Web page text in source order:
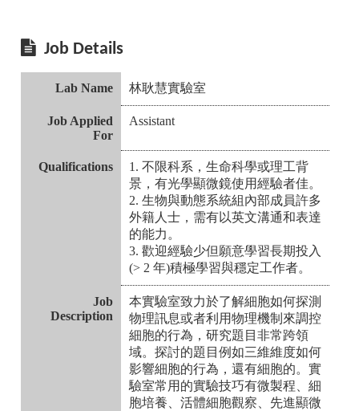
Job Details
Lab Name 林耿慧實驗室
Job Applied
For
Assistant
Qualifications
1. 不限科系，生命科學或理工背
景，有光學顯微鏡使用經驗者佳。
2. 生物與動態系統組內部成員許多
外籍人士，需有以英文溝通和表達
的能力。
3. 歡迎經驗少但願意學習長期投入
(> 2 年)積極學習與穩定工作者。
Job
Description
本實驗室致力於了解細胞如何探測
物理訊息或者利用物理機制來調控
細胞的行為，研究題目非常跨領
域。探討的題目例如三維維度如何
影響細胞的行為，還有細胞的。實
驗室常用的實驗技巧有微製程、細
胞培養、活體細胞觀察、先進顯微